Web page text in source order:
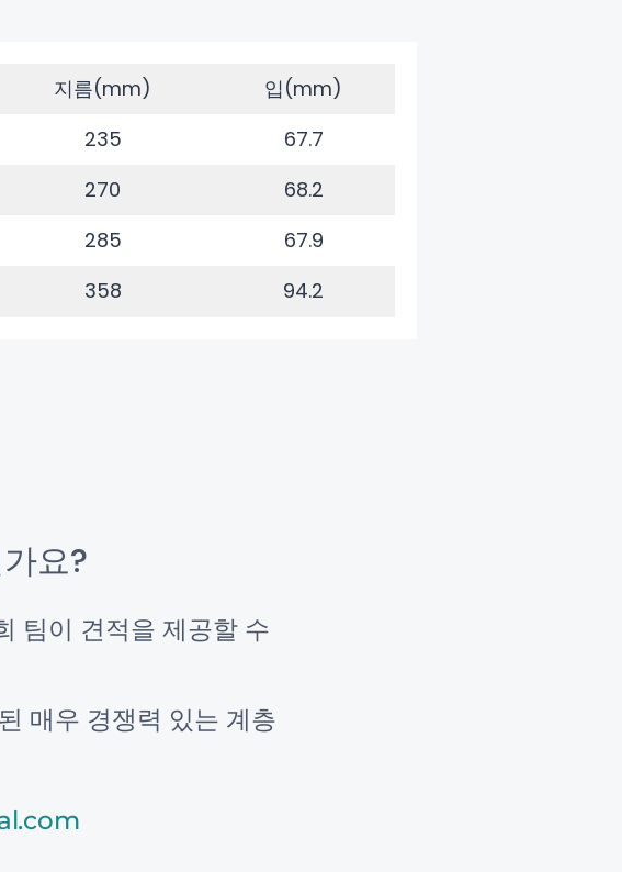
지름(mm)
입(mm)
235
67.7
270
68.2
285
67.9
358 94.2
요?
팀이 견적을 제공할 수
매우 경쟁력 있는 계층